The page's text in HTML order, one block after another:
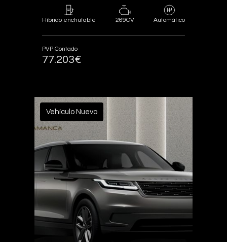
Híbrido enchufable 269CV Automático
PVP Contado
77.203€
Vehículo Nuevo